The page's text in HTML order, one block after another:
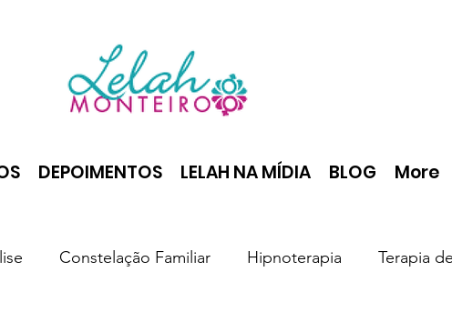
DEPOIMENTOS LELAH NA MÍDIA BLOG More
Constelação Familiar Hipnoterapia Terapia